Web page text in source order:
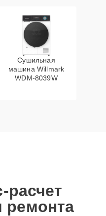
Сушильная
машина Willmark
WDM-8039W
расчет
ремонта